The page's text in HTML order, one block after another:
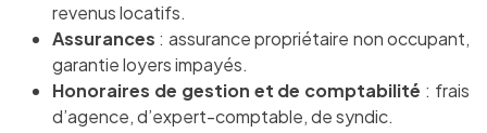
revenus locatifs.
Assurances : assurance propriétaire non occupant,
garantie loyers impayés.
Honoraires de gestion et de comptabilité : frais
d’agence, d’expert-comptable, de syndic.